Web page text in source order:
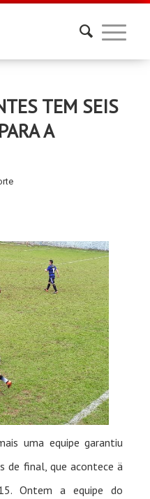
TEM SEIS
A
uma equipe garantiu
de final, que acontece ä
Ontem a equipe do